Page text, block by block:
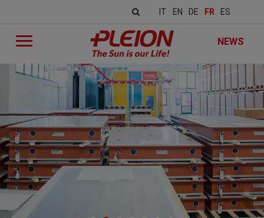
IT EN DE FR ES
NEWS